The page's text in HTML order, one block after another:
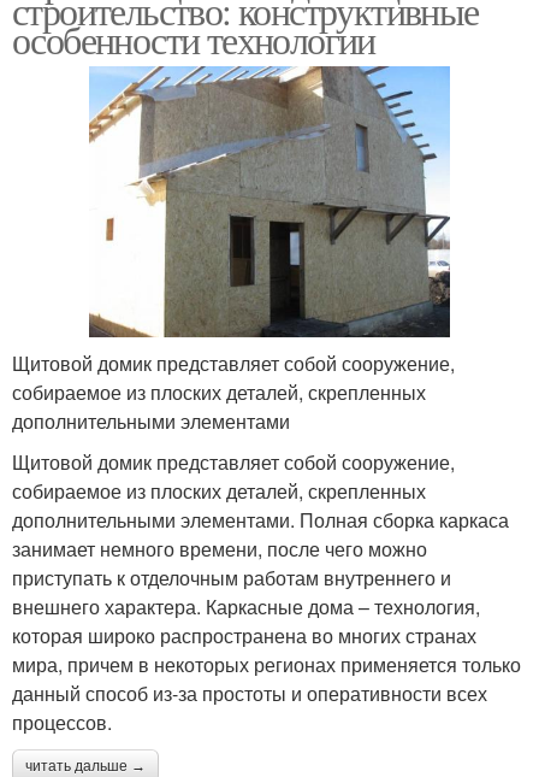
строительство: конструктивные
особенности технологии
Щитовой домик представляет собой сооружение,
собираемое из плоских деталей, скрепленных
дополнительными элементами
Щитовой домик представляет собой сооружение,
собираемое из плоских деталей, скрепленных
дополнительными элементами. Полная сборка каркаса
занимает немного времени, после чего можно
приступать к отделочным работам внутреннего и
внешнего характера. Каркасные дома – технология,
которая широко распространена во многих странах
мира, причем в некоторых регионах применяется только
данный способ из-за простоты и оперативности всех
процессов.
читать дальше →